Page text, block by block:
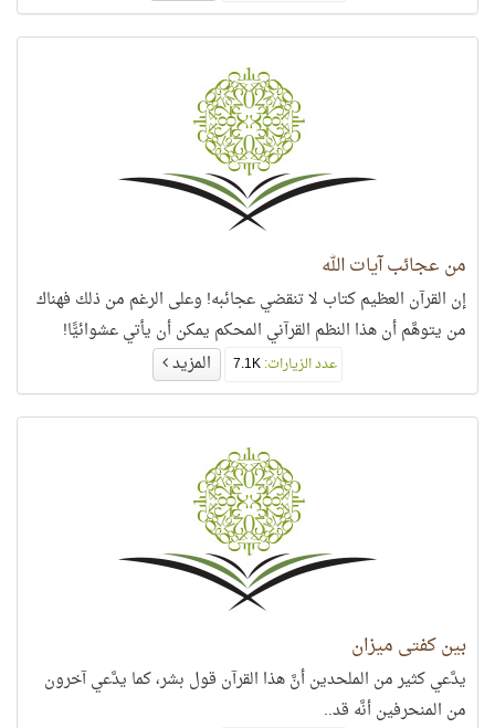
من عجائب آيات الله
إن القرآن العظيم كتاب لا تنقضي عجائبه! وعلى الرغم من ذلك فهناك
من يتوهَّم أن هذا النظم القرآني المحكم يمكن أن يأتي عشوائيًّا!
عدد الزيارات: المزيد
بين كفتي ميزان
يدَّعي كثير من الملحدين أنَّ هذا القرآن قول بشر، كما يدَّعي آخرون
من المنحرفين أنَّه قد..